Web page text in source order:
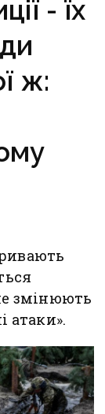
- їх
ж:
змінюють
атаки».